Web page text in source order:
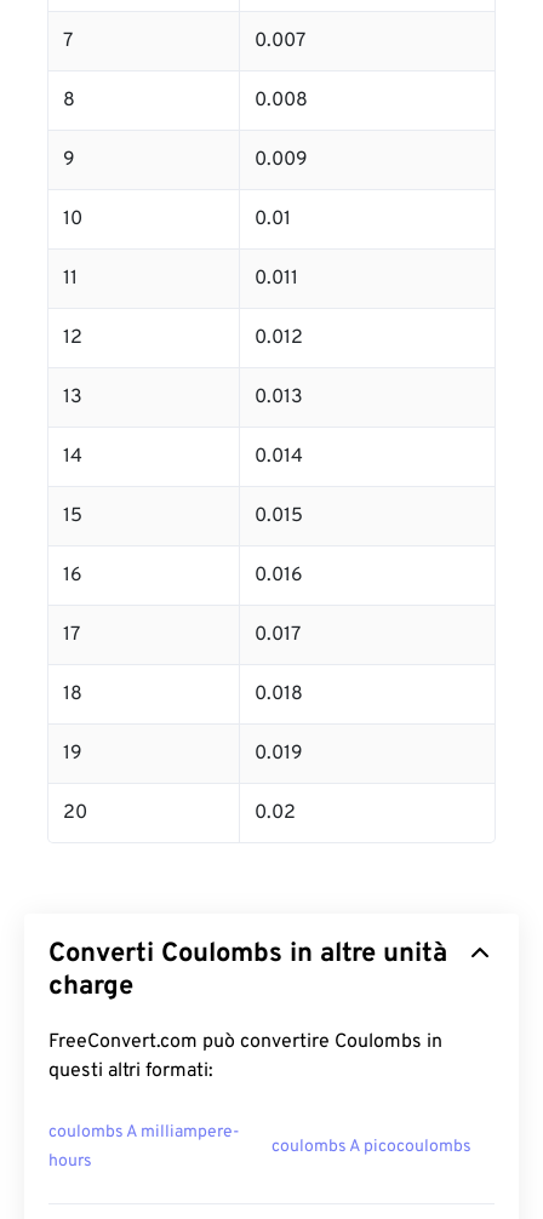
7 0.007
8 0.008
9 0.009
10 0.01
11 0.011
12 0.012
13 0.013
14 0.014
15 0.015
16 0.016
17 0.017
18 0.018
19 0.019
20 0.02
Converti Coulombs in altre unità
charge
FreeConvert.com può convertire Coulombs in
questi altri formati:
coulombs A milliampere-
hours
coulombs A picocoulombs